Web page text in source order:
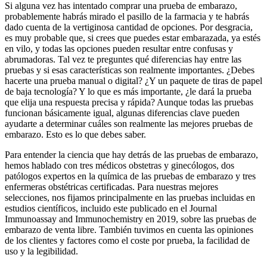
Si alguna vez has intentado comprar una prueba de embarazo,
probablemente habrás mirado el pasillo de la farmacia y te habrás
dado cuenta de la vertiginosa cantidad de opciones. Por desgracia,
es muy probable que, si crees que puedes estar embarazada, ya estés
en vilo, y todas las opciones pueden resultar entre confusas y
abrumadoras. Tal vez te preguntes qué diferencias hay entre las
pruebas y si esas características son realmente importantes. ¿Debes
hacerte una prueba manual o digital? ¿Y un paquete de tiras de papel
de baja tecnología? Y lo que es más importante, ¿le dará la prueba
que elija una respuesta precisa y rápida? Aunque todas las pruebas
funcionan básicamente igual, algunas diferencias clave pueden
ayudarte a determinar cuáles son realmente las mejores pruebas de
embarazo. Esto es lo que debes saber.
Para entender la ciencia que hay detrás de las pruebas de embarazo,
hemos hablado con tres médicos obstetras y ginecólogos, dos
patólogos expertos en la química de las pruebas de embarazo y tres
enfermeras obstétricas certificadas. Para nuestras mejores
selecciones, nos fijamos principalmente en las pruebas incluidas en
estudios científicos, incluido este publicado en el Journal
Immunoassay and Immunochemistry en 2019, sobre las pruebas de
embarazo de venta libre. También tuvimos en cuenta las opiniones
de los clientes y factores como el coste por prueba, la facilidad de
uso y la legibilidad.